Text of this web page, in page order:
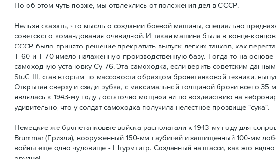
Но об этом чуть позже, мы отвлеклись от положения дел в СССР.
Нельзя сказать, что мысль о создании боевой машины, специально
советского командования очевидной. И такая машина была в конце-
СССР было принято решение прекратить выпуск легких танков, как
Т-60 и Т-70 имело налаженную производственную базу. Тогда то на
самоходную установку Су-76. Эта самоходка, если верить советским
StuG III, став вторым по массовости образцом бронетанковой техники,
Открытая сверху и сзади рубка, с максимальной толщиной брони всего
являлась к 1943-му году достаточно мощной ни по воздействию на
удивительно, что у солдат самоходка получила нелестное прозвище "сука".
Немецкие же бронетанковые войска располагали к 1943-му году для
Brummar (Гризли), вооруженный 150-мм гаубицей и защищенный 100-мм
войны еще одно чудовище - Штурмтигр. Созданный на шасси, как это